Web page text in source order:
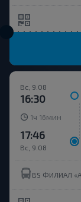
Вс, 9.08
16:30
1ч 16 мин
Вс, 9.08
17:46